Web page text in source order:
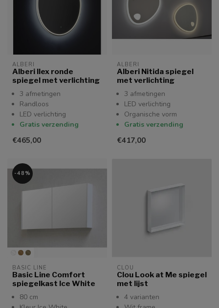
ALBERI
Alberi Ilex ronde
spiegel met verlichting
3 afmetingen
Randloos
LED verlichting
Gratis verzending
€465,00
ALBERI
Alberi Nitida spiegel
met verlichting
3 afmetingen
LED verlichting
Organische vorm
Gratis verzending
€417,00
-48%
BASIC LINE
Basic Line Comfort
spiegelkast Ice White
80 cm
CLOU
Clou Look at Me spiegel
met lijst
4 varianten